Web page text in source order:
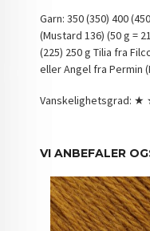
Garn: 350 (350) 400
(Mustard 136) (50 g =
(225) 250 g Tilia fra
eller Angel fra Permin
Vanskelighetsgrad:
VI ANBEFALER